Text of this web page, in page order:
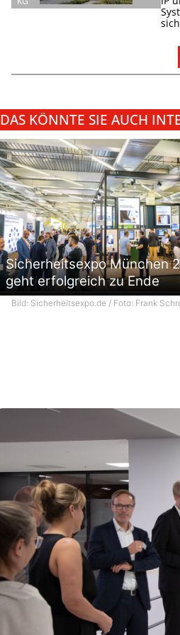
DAS KÖNNTE SIE AUCH
Sicherheitsexpo München
geht erfolgreich zu Ende
Bild: Sicherheitsexpo.de / Foto: Frank